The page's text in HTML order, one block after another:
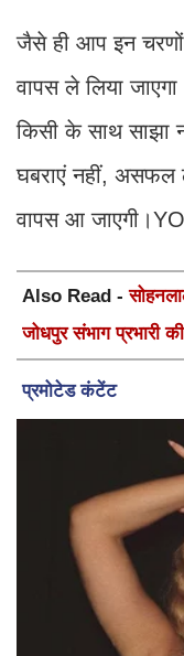
जैसे ही आप इन
वापस ले लिया
किसी के साथ साझा
घबराएं नहीं, असफल
वापस आ
Also Read -
जोधपुर संभाग प्रभारी की